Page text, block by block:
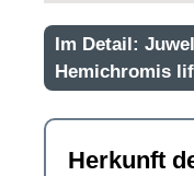
Im Detail:
Hemichromis
Herkunft